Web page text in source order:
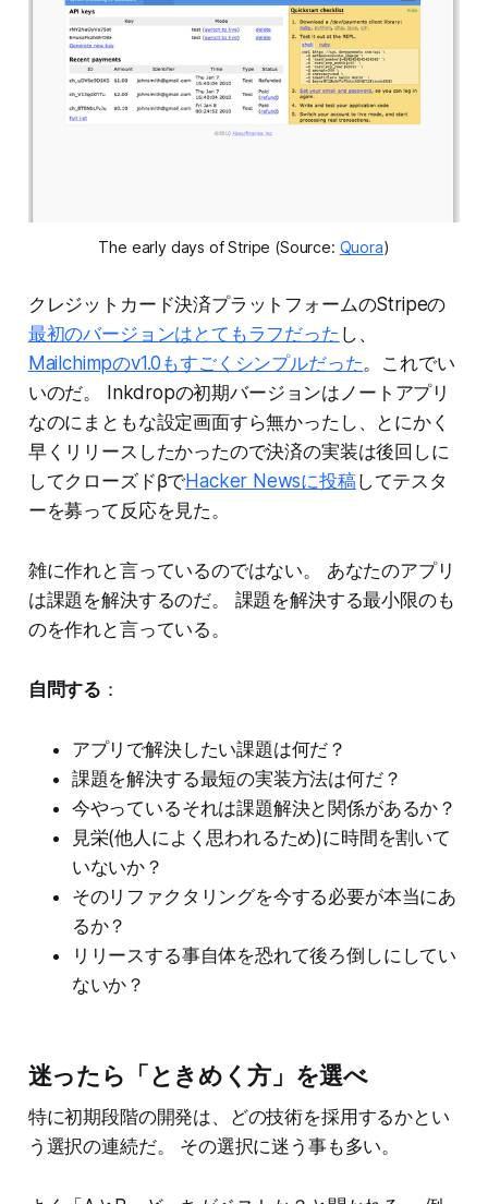
The early days of Stripe (Source: Quora)
クレジットカード決済プラットフォームのStripeの
最初のバージョンはとてもラフだった し、
Mailchimpのv1.0もすごくシンプルだった。これでい
いのだ。 Inkdropの初期バージョンはノートアプリ
なのにまともな設定画面すら無かったし、とにかく
早くリリースしたかったので決済の実装は後回しに
してクローズドβでHacker Newsに投稿してテスタ
ーを募って反応を見た。
雑に作れと言っているのではない。 あなたのアプリ
は課題を解決するのだ。 課題を解決する最小限のも
のを作れと言っている。
自問する ：
アプリで解決したい課題は何だ？
課題を解決する最短の実装方法は何だ？
今やっているそれは課題解決と関係があるか？
見栄(他人によく思われるため)に時間を割いて
いないか？
そのリファクタリングを今する必要が本当にあ
るか？
リリースする事自体を恐れて後ろ倒しにしてい
ないか？
迷ったら「ときめく方」を選べ
特に初期段階の開発は、どの技術を採用するかとい
う選択の連続だ。 その選択に迷う事も多い。